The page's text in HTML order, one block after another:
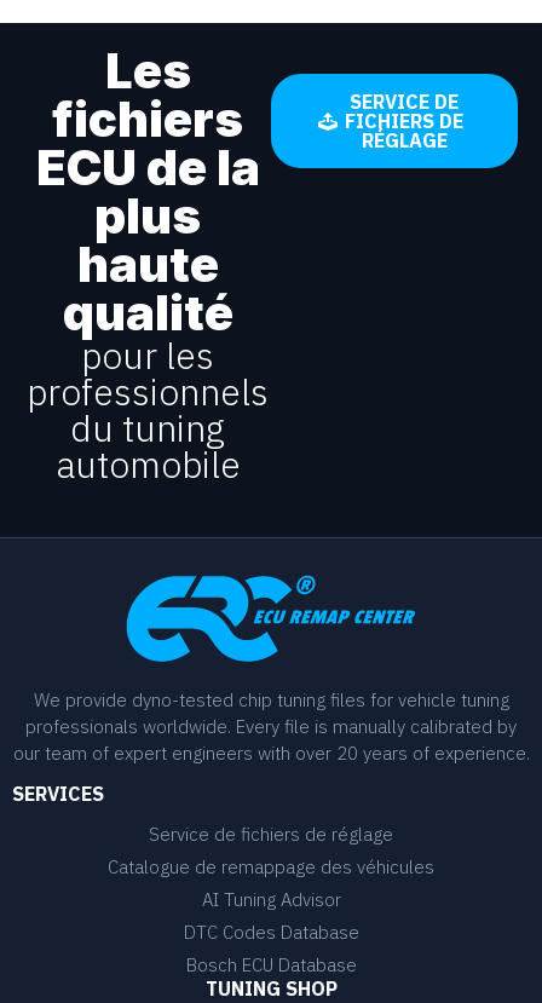
Les
fichiers
ECU de la
plus
haute
qualité
pour les
professionnels
du tuning
automobile
SERVICE DE
FICHIERS DE
RÉGLAGE
We provide dyno-tested chip tuning files for vehicle tuning
professionals worldwide. Every file is manually calibrated by
our team of expert engineers with over 20 years of experience.
SERVICES
Service de fichiers de réglage
Catalogue de remappage des véhicules
AI Tuning Advisor
DTC Codes Database
Bosch ECU Database
TUNING SHOP